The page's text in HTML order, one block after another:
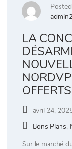
LA
avril 24,
Bons Plans,
Sur le marché